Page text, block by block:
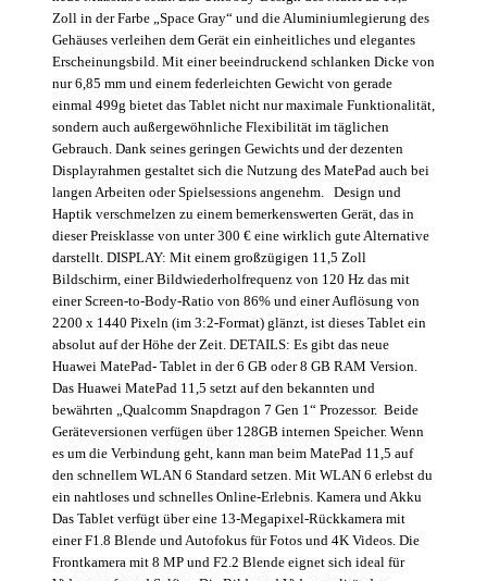
Zoll in der Farbe „Space Gray“ und die Aluminiumlegierung des
Gehäuses verleihen dem Gerät ein einheitliches und elegantes
Erscheinungsbild. Mit einer beeindruckend schlanken Dicke von
nur 6,85 mm und einem federleichten Gewicht von gerade
einmal 499g bietet das Tablet nicht nur maximale Funktionalität,
sondern auch außergewöhnliche Flexibilität im täglichen
Gebrauch. Dank seines geringen Gewichts und der dezenten
Displayrahmen gestaltet sich die Nutzung des MatePad auch bei
langen Arbeiten oder Spielsessions angenehm. Design und
Haptik verschmelzen zu einem bemerkenswerten Gerät, das in
dieser Preisklasse von unter 300 € eine wirklich gute Alternative
darstellt. DISPLAY: Mit einem großzügigen 11,5 Zoll
Bildschirm, einer Bildwiederholfrequenz von 120 Hz das mit
einer Screen-to-Body-Ratio von 86% und einer Auflösung von
2200 x 1440 Pixeln (im 3:2-Format) glänzt, ist dieses Tablet ein
absolut auf der Höhe der Zeit. DETAILS: Es gibt das neue
Huawei MatePad- Tablet in der 6 GB oder 8 GB RAM Version.
Das Huawei MatePad 11,5 setzt auf den bekannten und
bewährten „Qualcomm Snapdragon 7 Gen 1“ Prozessor. Beide
Geräteversionen verfügen über 128GB internen Speicher. Wenn
es um die Verbindung geht, kann man beim MatePad 11,5 auf
den schnellem WLAN 6 Standard setzen. Mit WLAN 6 erlebst du
ein nahtloses und schnelles Online-Erlebnis. Kamera und Akku
Das Tablet verfügt über eine 13-Megapixel-Rückkamera mit
einer F1.8 Blende und Autofokus für Fotos und 4K Videos. Die
Frontkamera mit 8 MP und F2.2 Blende eignet sich ideal für